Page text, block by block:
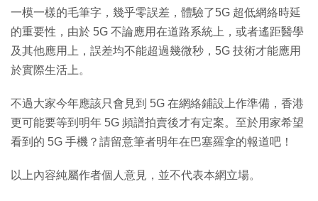
一模一樣的毛筆字，幾乎零誤差，體驗了5G 超低網絡時延
的重要性，由於 5G 不論應用在道路系統上，或者遙距醫學
及其他應用上，誤差均不能超過幾微秒，5G 技術才能應用
於實際生活上。
不過大家今年應該只會見到 5G 在網絡鋪設上作準備，香港
更可能要等到明年 5G 頻譜拍賣後才有定案。至於用家希望
看到的 5G 手機？請留意筆者明年在巴塞羅拿的報道吧！
以上內容純屬作者個人意見，並不代表本網立場。